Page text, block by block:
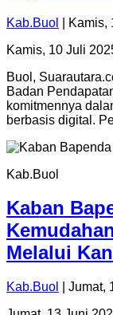
Kab.Buol
| Kamis,
Kamis, 10 Juli
Buol,
Badan
komitmennya
berbasis digital.
Kab.Buol
Kaban
Melalui
Kab.Buol
| Jumat,